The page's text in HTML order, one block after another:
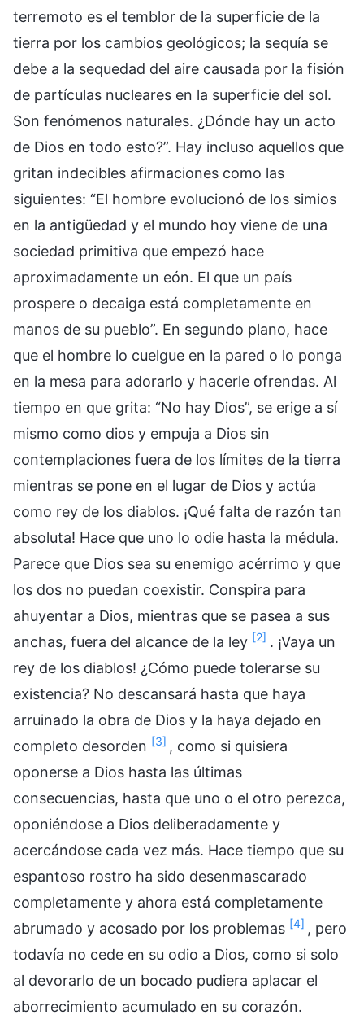
terremoto es el temblor de la superficie de la
tierra por los cambios geológicos; la sequía se
debe a la sequedad del aire causada por la fisión
de partículas nucleares en la superficie del sol.
Son fenómenos naturales. ¿Dónde hay un acto
de Dios en todo esto?”. Hay incluso aquellos que
gritan indecibles afirmaciones como las
siguientes: “El hombre evolucionó de los simios
en la antigüedad y el mundo hoy viene de una
sociedad primitiva que empezó hace
aproximadamente un eón. El que un país
prospere o decaiga está completamente en
manos de su pueblo”. En segundo plano, hace
que el hombre lo cuelgue en la pared o lo ponga
en la mesa para adorarlo y hacerle ofrendas. Al
tiempo en que grita: “No hay Dios”, se erige a sí
mismo como dios y empuja a Dios sin
contemplaciones fuera de los límites de la tierra
mientras se pone en el lugar de Dios y actúa
como rey de los diablos. ¡Qué falta de razón tan
absoluta! Hace que uno lo odie hasta la médula.
Parece que Dios sea su enemigo acérrimo y que
los dos no puedan coexistir. Conspira para
ahuyentar a Dios, mientras que se pasea a sus
anchas, fuera del alcance de la ley [2] . ¡Vaya un
rey de los diablos! ¿Cómo puede tolerarse su
existencia? No descansará hasta que haya
arruinado la obra de Dios y la haya dejado en
completo desorden [3] , como si quisiera
oponerse a Dios hasta las últimas
consecuencias, hasta que uno o el otro perezca,
oponiéndose a Dios deliberadamente y
acercándose cada vez más. Hace tiempo que su
espantoso rostro ha sido desenmascarado
completamente y ahora está completamente
abrumado y acosado por los problemas [4] , pero
todavía no cede en su odio a Dios, como si solo
al devorarlo de un bocado pudiera aplacar el
aborrecimiento acumulado en su corazón.